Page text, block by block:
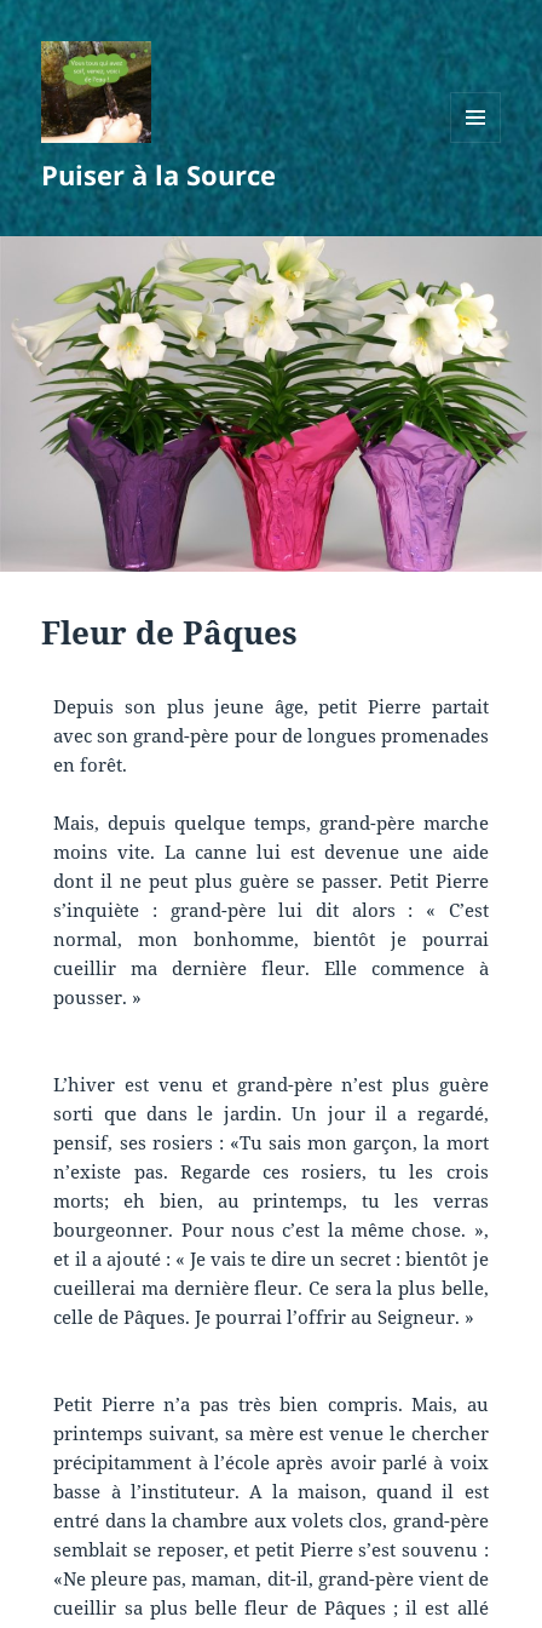
Puiser à la Source
MENU
ET
WIDGETS
Fleur de Pâques
Depuis son plus jeune âge, petit Pierre partait
avec son grand-père pour de longues promenades
en forêt.
Mais, depuis quelque temps, grand-père marche
moins vite. La canne lui est devenue une aide
dont il ne peut plus guère se passer. Petit Pierre
s’inquiète : grand-père lui dit alors : « C’est
normal, mon bonhomme, bientôt je pourrai
cueillir ma dernière fleur. Elle commence à
pousser. »
L’hiver est venu et grand-père n’est plus guère
sorti que dans le jardin. Un jour il a regardé,
pensif, ses rosiers : «Tu sais mon garçon, la mort
n’existe pas. Regarde ces rosiers, tu les crois
morts; eh bien, au printemps, tu les verras
bourgeonner. Pour nous c’est la même chose. »,
et il a ajouté : « Je vais te dire un secret : bientôt je
cueillerai ma dernière fleur. Ce sera la plus belle,
celle de Pâques. Je pourrai l’offrir au Seigneur. »
Petit Pierre n’a pas très bien compris. Mais, au
printemps suivant, sa mère est venue le chercher
précipitamment à l’école après avoir parlé à voix
basse à l’instituteur. A la maison, quand il est
entré dans la chambre aux volets clos, grand-père
semblait se reposer, et petit Pierre s’est souvenu :
«Ne pleure pas, maman, dit-il, grand-père vient de
cueillir sa plus belle fleur de Pâques ; il est allé